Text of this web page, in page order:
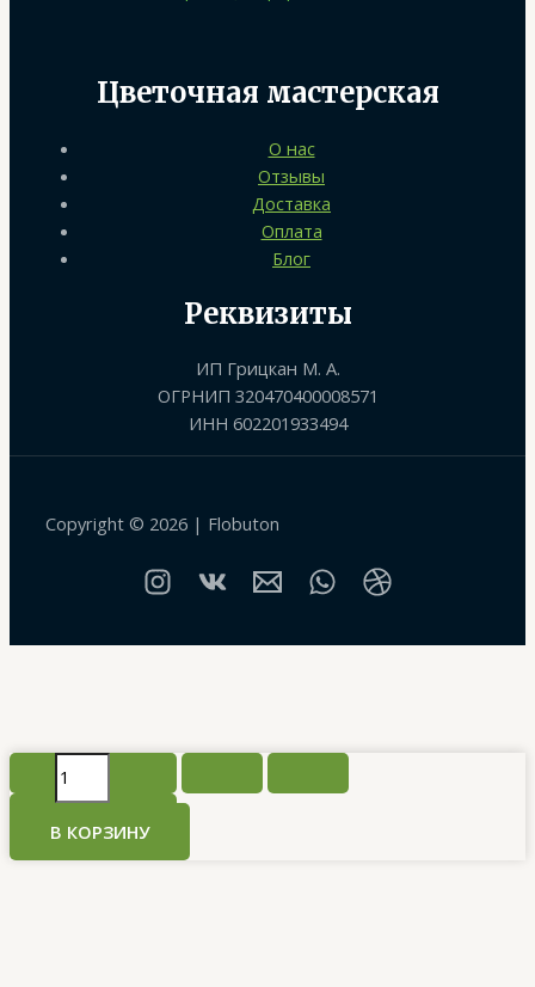
Цветочная мастерская
О нас
Отзывы
Доставка
Оплата
Блог
Реквизиты
ИП Грицкан М. А.
ОГРНИП 320470400008571
ИНН 602201933494
Copyright © 2026 | Flobuton
Количество
товара
«Коралловый
В КОРЗИНУ